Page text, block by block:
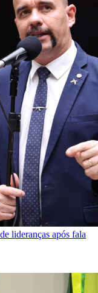
lideranças após fala